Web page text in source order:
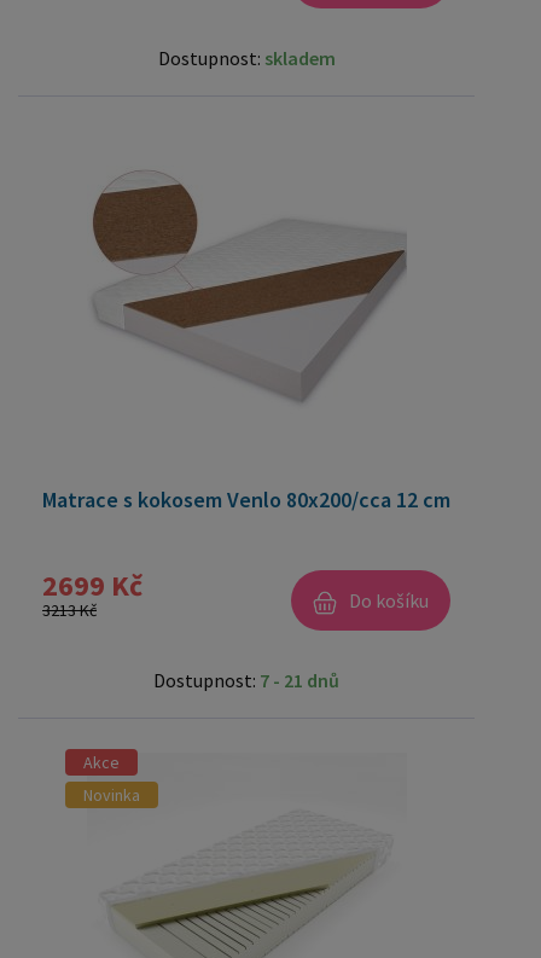
Dostupnost: skladem
Matrace s kokosem Venlo 80x200/cca 12 cm
2699 Kč
3213 Kč Do košíku
Dostupnost: 7 - 21 dnů
Akce
Novinka